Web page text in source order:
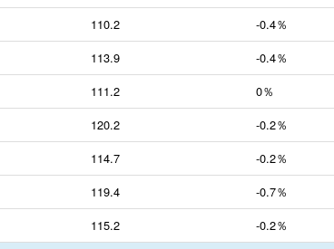
110.2
-0.4％
113.9
-0.4％
111.2
0％
120.2
-0.2％
114.7
-0.2％
119.4
-0.7％
115.2 -0.2％